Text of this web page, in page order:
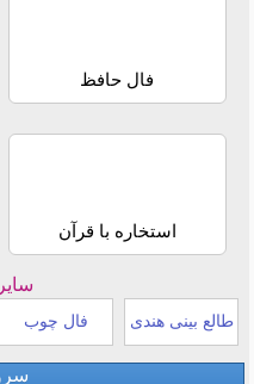
فال حافظ
استخاره با قرآن
طالع بینی هندی فال چوب